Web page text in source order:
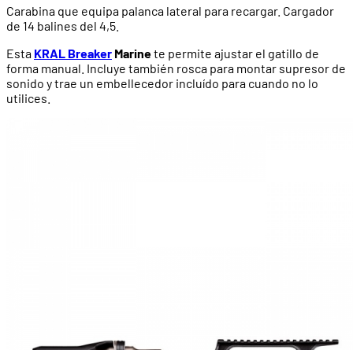
Carabina que equipa palanca lateral para recargar. Cargador
de 14 balines del 4,5.
Esta KRAL Breaker Marinete permite ajustar el gatillo de
forma manual. Incluye también rosca para montar supresor de
sonido y trae un embellecedor incluído para cuando no lo
utilices.